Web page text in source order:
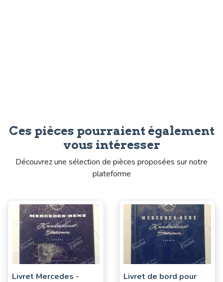
Ces pièces pourraient également
vous intéresser
Découvrez une sélection de pièces proposées sur notre
plateforme
Livret Mercedes -
Livret de bord pour